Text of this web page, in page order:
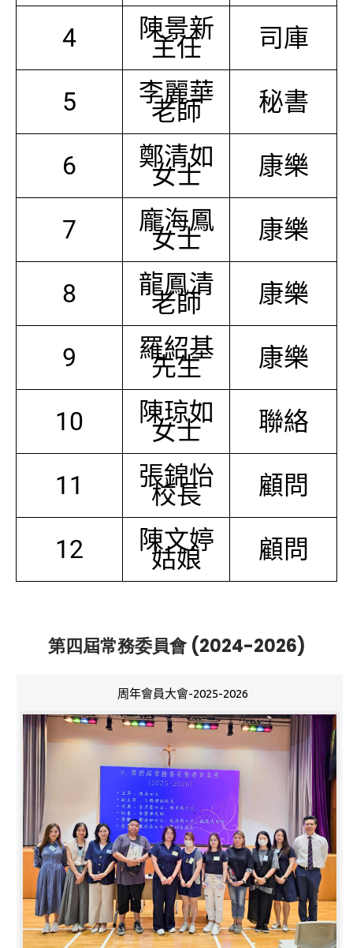
4 陳景新
主任 司庫
5 李麗華
老師 秘書
6 鄭清如
女士 康樂
7 龐海鳳
女士 康樂
8 龍鳳清
老師 康樂
9 羅紹基
先生 康樂
10 陳琼如
女士 聯絡
11 張錦怡
校長 顧問
12 陳文婷
姑娘 顧問
第四屆常務委員會 (2024-2026)
周年會員大會-2025-2026